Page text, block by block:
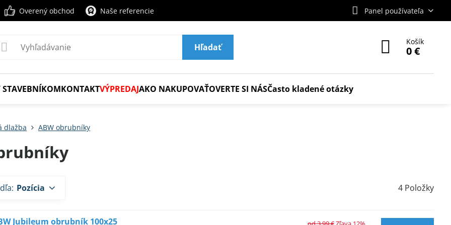
Overený obchod Naše referencie Panel používateľa
Hľadať
Košík
0 €
STAVEBNÍKOMKONTAKTVÝPREDAJAKO NAKUPOVAŤOVERTE SI NÁSČasto kladené otázky
dlažba ABW obrubníky
Pozícia 4 Položky
Jubileum obrubník 100x25